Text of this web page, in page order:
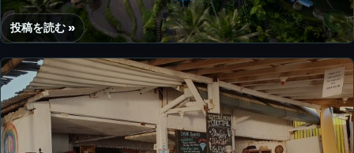
Beach
Bali
全
ガ
イ
ド
|
【2026
8
月
3
日
更
投稿を読む »